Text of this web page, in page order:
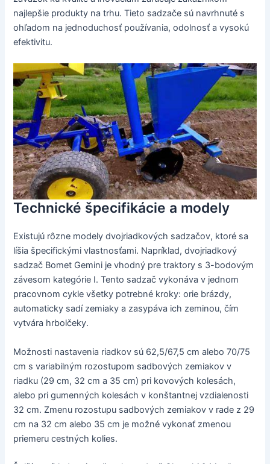
najlepšie produkty na trhu. Tieto sadzače sú navrhnuté s
ohľadom na jednoduchosť používania, odolnosť a vysokú
efektivitu.
Technické špecifikácie a modely
Existujú rôzne modely dvojriadkových sadzačov, ktoré sa
líšia špecifickými vlastnosťami. Napríklad, dvojriadkový
sadzač Bomet Gemini je vhodný pre traktory s 3-bodovým
závesom kategórie I. Tento sadzač vykonáva v jednom
pracovnom cykle všetky potrebné kroky: orie brázdy,
automaticky sadí zemiaky a zasypáva ich zeminou, čím
vytvára hrbolčeky.
Možnosti nastavenia riadkov sú 62,5/67,5 cm alebo 70/75
cm s variabilným rozostupom sadbových zemiakov v
riadku (29 cm, 32 cm a 35 cm) pri kovových kolesách,
alebo pri gumenných kolesách v konštantnej vzdialenosti
32 cm. Zmenu rozostupu sadbových zemiakov v rade z 29
cm na 32 cm alebo 35 cm je možné vykonať zmenou
priemeru cestných kolies.